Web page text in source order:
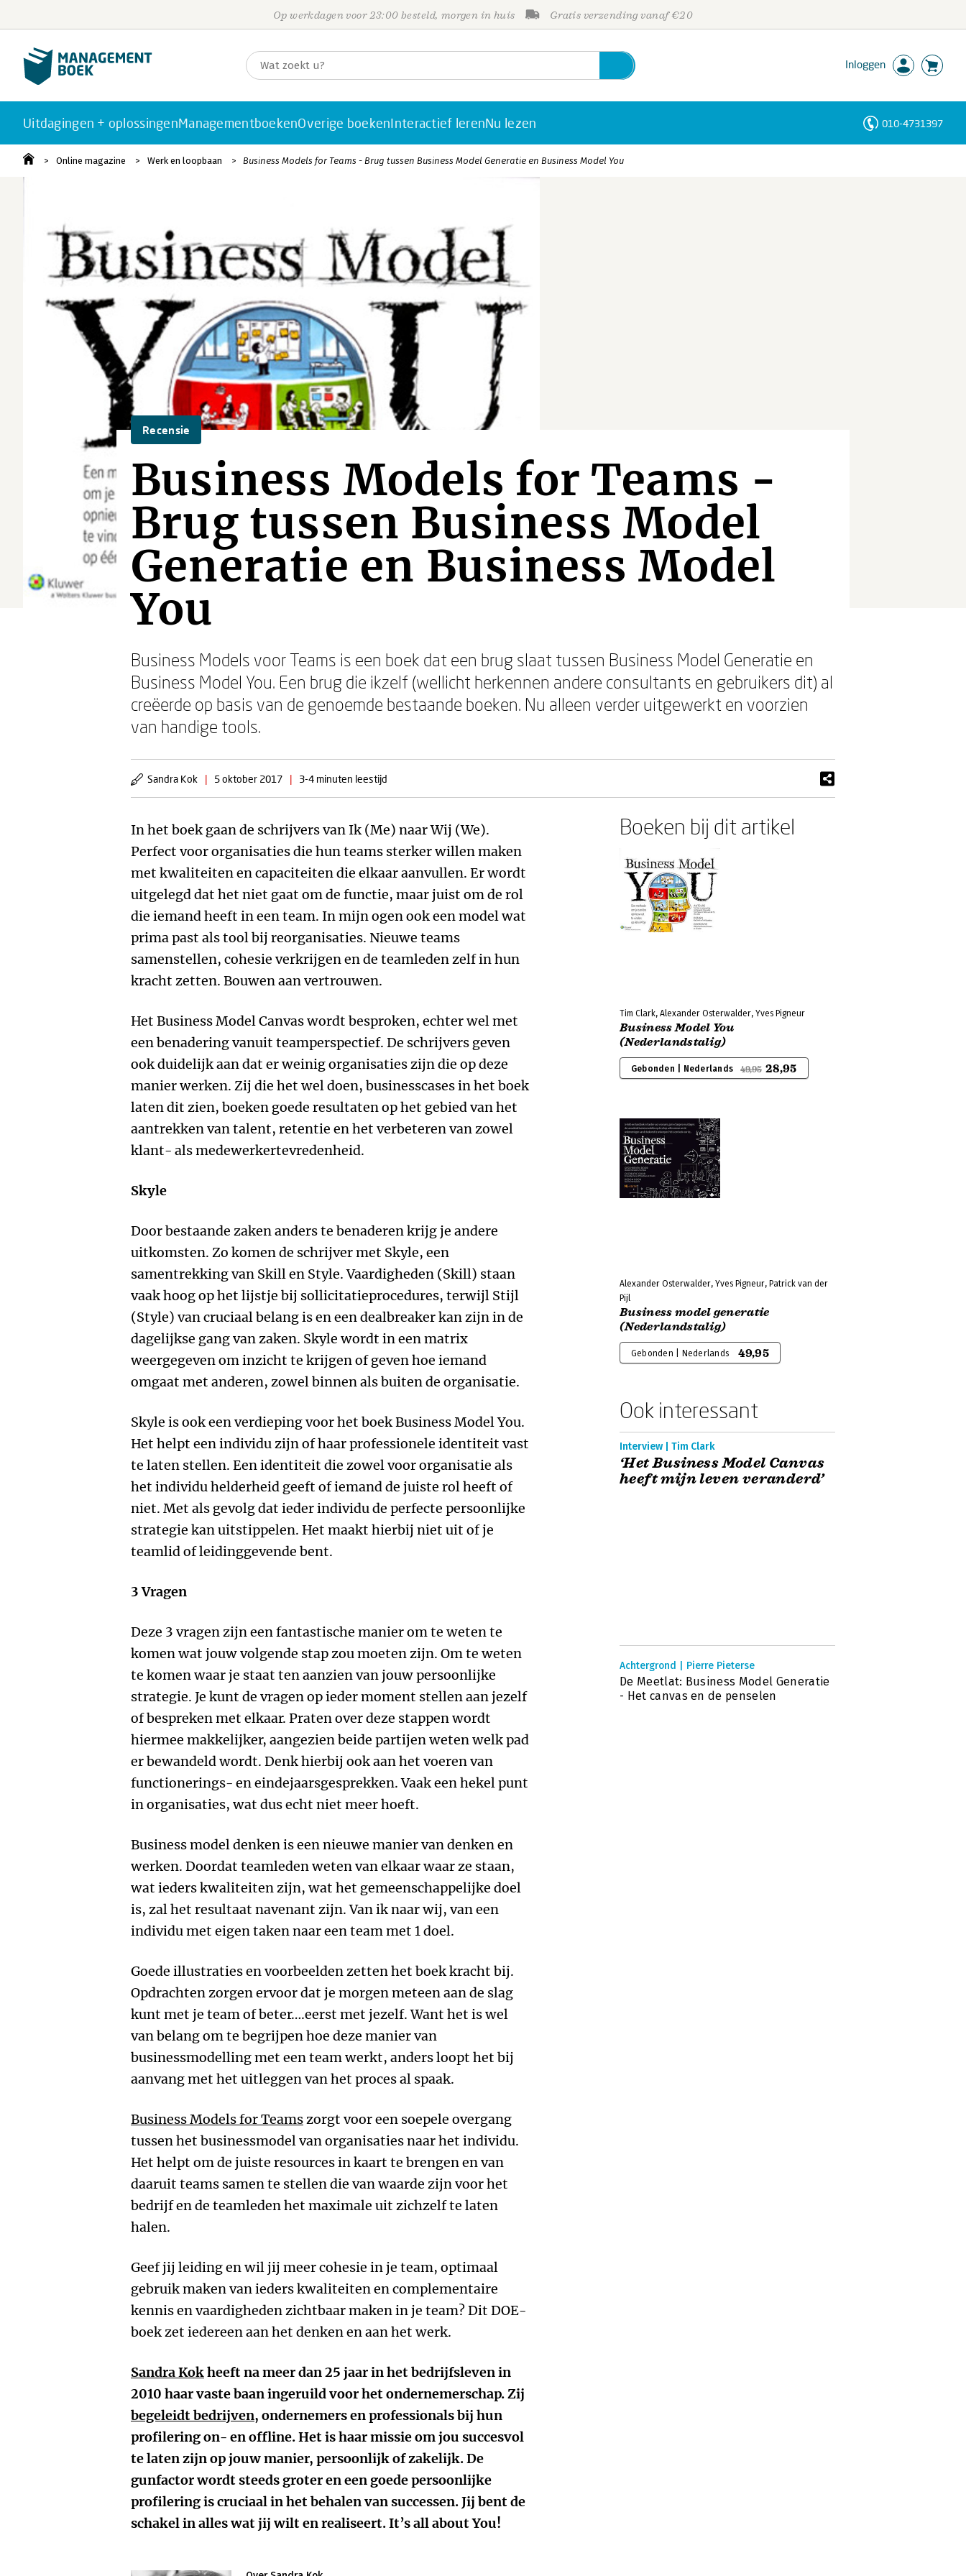
Op werkdagen voor 23:00 besteld, morgen in huis Gratis verzending vanaf €20
Inloggen
Uitdagingen + oplossingenManagementboekenOverige boekenInteractief lerenNu lezen 010-4731397
Online magazine Werk en loopbaan Business Models for Teams - Brug tussen Business Model Generatie en Business Model You
Recensie
Business Models for Teams -
Brug tussen Business Model
Generatie en Business Model
You
Business Models voor Teams is een boek dat een brug slaat tussen Business Model Generatie en
Business Model You. Een brug die ikzelf (wellicht herkennen andere consultants en gebruikers dit) al
creëerde op basis van de genoemde bestaande boeken. Nu alleen verder uitgewerkt en voorzien
van handige tools.
Sandra Kok | 5 oktober 2017 | 3-4 minuten leestijd
In het boek gaan de schrijvers van Ik (Me) naar Wij (We).
Perfect voor organisaties die hun teams sterker willen maken
met kwaliteiten en capaciteiten die elkaar aanvullen. Er wordt
uitgelegd dat het niet gaat om de functie, maar juist om de rol
die iemand heeft in een team. In mijn ogen ook een model wat
prima past als tool bij reorganisaties. Nieuwe teams
samenstellen, cohesie verkrijgen en de teamleden zelf in hun
kracht zetten. Bouwen aan vertrouwen.
Het Business Model Canvas wordt besproken, echter wel met
een benadering vanuit teamperspectief. De schrijvers geven
ook duidelijk aan dat er weinig organisaties zijn die op deze
manier werken. Zij die het wel doen, businesscases in het boek
laten dit zien, boeken goede resultaten op het gebied van het
aantrekken van talent, retentie en het verbeteren van zowel
klant- als medewerkertevredenheid.
Skyle
Door bestaande zaken anders te benaderen krijg je andere
uitkomsten. Zo komen de schrijver met Skyle, een
samentrekking van Skill en Style. Vaardigheden (Skill) staan
vaak hoog op het lijstje bij sollicitatieprocedures, terwijl Stijl
(Style) van cruciaal belang is en een dealbreaker kan zijn in de
dagelijkse gang van zaken. Skyle wordt in een matrix
weergegeven om inzicht te krijgen of geven hoe iemand
omgaat met anderen, zowel binnen als buiten de organisatie.
Skyle is ook een verdieping voor het boek Business Model You.
Het helpt een individu zijn of haar professionele identiteit vast
te laten stellen. Een identiteit die zowel voor organisatie als
het individu helderheid geeft of iemand de juiste rol heeft of
niet. Met als gevolg dat ieder individu de perfecte persoonlijke
strategie kan uitstippelen. Het maakt hierbij niet uit of je
teamlid of leidinggevende bent.
3 Vragen
Deze 3 vragen zijn een fantastische manier om te weten te
komen wat jouw volgende stap zou moeten zijn. Om te weten
te komen waar je staat ten aanzien van jouw persoonlijke
strategie. Je kunt de vragen op ieder moment stellen aan jezelf
of bespreken met elkaar. Praten over deze stappen wordt
hiermee makkelijker, aangezien beide partijen weten welk pad
er bewandeld wordt. Denk hierbij ook aan het voeren van
functionerings- en eindejaarsgesprekken. Vaak een hekel punt
in organisaties, wat dus echt niet meer hoeft.
Business model denken is een nieuwe manier van denken en
werken. Doordat teamleden weten van elkaar waar ze staan,
wat ieders kwaliteiten zijn, wat het gemeenschappelijke doel
is, zal het resultaat navenant zijn. Van ik naar wij, van een
individu met eigen taken naar een team met 1 doel.
Goede illustraties en voorbeelden zetten het boek kracht bij.
Opdrachten zorgen ervoor dat je morgen meteen aan de slag
kunt met je team of beter….eerst met jezelf. Want het is wel
van belang om te begrijpen hoe deze manier van
businessmodelling met een team werkt, anders loopt het bij
aanvang met het uitleggen van het proces al spaak.
Business Models for Teamszorgt voor een soepele overgang
tussen het businessmodel van organisaties naar het individu.
Het helpt om de juiste resources in kaart te brengen en van
daaruit teams samen te stellen die van waarde zijn voor het
bedrijf en de teamleden het maximale uit zichzelf te laten
halen.
Geef jij leiding en wil jij meer cohesie in je team, optimaal
gebruik maken van ieders kwaliteiten en complementaire
kennis en vaardigheden zichtbaar maken in je team? Dit DOE-
boek zet iedereen aan het denken en aan het werk.
Sandra Kokheeft na meer dan 25 jaar in het bedrijfsleven in
2010 haar vaste baan ingeruild voor het ondernemerschap. Zij
begeleidt bedrijven, ondernemers en professionals bij hun
profilering on- en offline. Het is haar missie om jou succesvol
te laten zijn op jouw manier, persoonlijk of zakelijk. De
gunfactor wordt steeds groter en een goede persoonlijke
profilering is cruciaal in het behalen van successen. Jij bent de
schakel in alles wat jij wilt en realiseert. It’s all about You!
Boeken bij dit artikel
Tim Clark, Alexander Osterwalder, Yves Pigneur
Business Model You
(Nederlandstalig)
Gebonden | Nederlands 49,95 28,95
Alexander Osterwalder, Yves Pigneur, Patrick van der
Pijl
Business model generatie
(Nederlandstalig)
Gebonden | Nederlands 49,95
Ook interessant
Interview | Tim Clark
‘Het Business Model Canvas
heeft mijn leven veranderd’
Achtergrond | Pierre Pieterse
De Meetlat: Business Model Generatie
- Het canvas en de penselen
Personen